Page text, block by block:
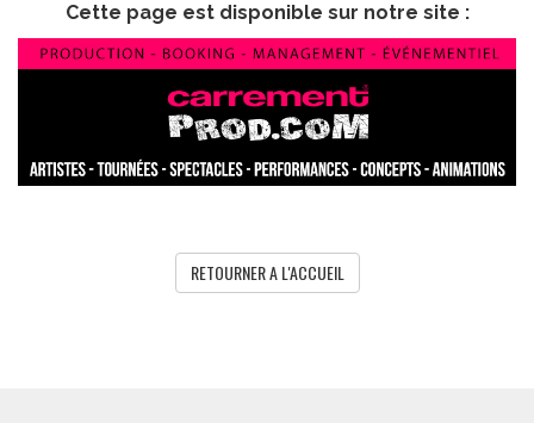
Cette page est disponible sur notre site :
RETOURNER A L'ACCUEIL